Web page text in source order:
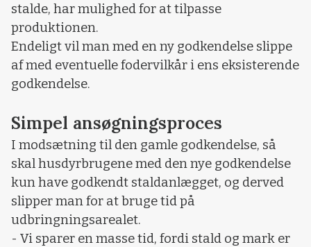
stalde, har mulighed for at tilpasse
produktionen.
Endeligt vil man med en ny godkendelse slippe
af med eventuelle fodervilkår i ens eksisterende
godkendelse.
Simpel ansøgningsproces
I modsætning til den gamle godkendelse, så
skal husdyrbrugene med den nye godkendelse
kun have godkendt staldanlægget, og derved
slipper man for at bruge tid på
udbringningsarealet.
- Vi sparer en masse tid, fordi stald og mark er